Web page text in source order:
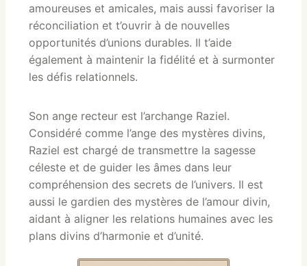
amoureuses et amicales, mais aussi favoriser la
réconciliation et t’ouvrir à de nouvelles
opportunités d’unions durables. Il t’aide
également à maintenir la fidélité et à surmonter
les défis relationnels.
Son ange recteur est l’archange Raziel.
Considéré comme l’ange des mystères divins,
Raziel est chargé de transmettre la sagesse
céleste et de guider les âmes dans leur
compréhension des secrets de l’univers. Il est
aussi le gardien des mystères de l’amour divin,
aidant à aligner les relations humaines avec les
plans divins d’harmonie et d’unité.